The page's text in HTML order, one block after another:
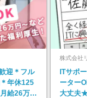
迎＊フル
年休125
給26万円
ITサポ
ーター
大丈夫